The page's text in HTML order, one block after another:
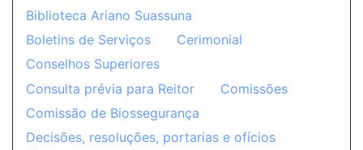
Biblioteca Ariano Suassuna
Boletins de Serviços
Cerimonial
Conselhos Superiores
Consulta prévia para Reitor
Comissões
Comissão de Biossegurança
Decisões, resoluções, portarias e ofícios